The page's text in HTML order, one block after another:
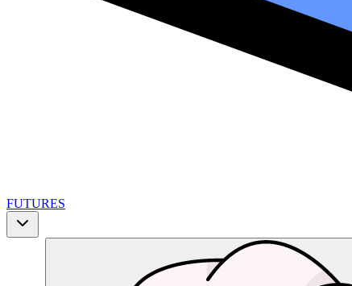
FUTURES